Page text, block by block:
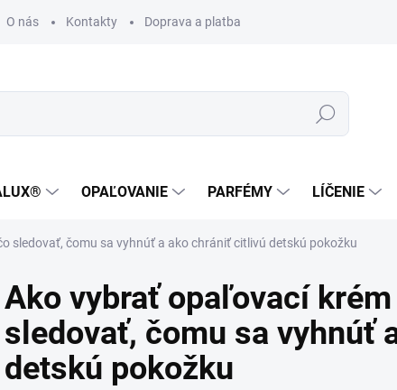
O nás Kontakty Doprava a platba
Hľadať
OPAĽOVANIE PARFÉMY LÍČENIE
sledovať, čomu sa vyhnúť a ako chrániť citlivú detskú pokožku
Ako vybrať opaľovací
sledovať, čomu sa vyhnúť
detskú pokožku